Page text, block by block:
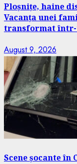
Ploșnițe, haine
Vacanța unei
transformat într-
August 9, 2026
Scene șocante în